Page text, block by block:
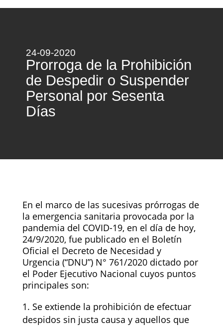
24-09-2020
Prorroga de la Prohibición
de Despedir o Suspender
Personal por Sesenta
Días
En el marco de las sucesivas prórrogas de
la emergencia sanitaria provocada por la
pandemia del COVID-19, en el día de hoy,
24/9/2020, fue publicado en el Boletín
Oficial el Decreto de Necesidad y
Urgencia (“DNU”) N° 761/2020 dictado por
el Poder Ejecutivo Nacional cuyos puntos
principales son:
Se extiende la prohibición de efectuar
despidos sin justa causa y aquellos que